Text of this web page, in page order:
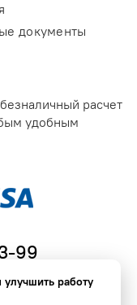
документы
расчет
удобным
99
КВАРТИРУработу